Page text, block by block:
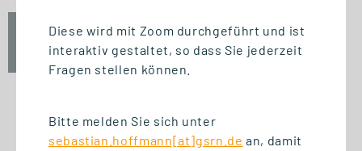
Fr., 25. September 2026
10:00 Uhr
START STUDIENGANG
Diese wird mit Zoom durchgeführt und ist
interaktiv gestaltet, so dass Sie jederzeit
Fragen stellen können.
Bitte melden Sie sich unter
sebastian.hoffmann[at]gsrn.de an, damit